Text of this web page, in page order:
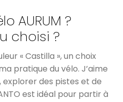
AURUM ?
choisi ?
« Castilla », un choix
pratique du vélo. J’aime
des pistes et de
est idéal pour partir à